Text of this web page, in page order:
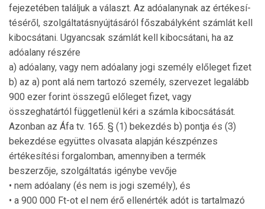
fejezetében találjuk a választ. Az adóalanynak az értékesí­
téséről, szolgáltatásnyújtásáról főszabályként számlát kell
kibocsátani. Ugyancsak számlát kell kibocsátani, ha az
adóalany részére
a) adóalany, vagy nem adóalany jogi személy előleget fizet
b) az a) pont alá nem tartozó személy, szervezet legalább
900 ezer forint összegű előleget fizet, vagy
összeghatártól függetlenül kéri a számla kibo­csátását.
Azonban az Áfa tv. 165. § (1) bekezdés b) pontja és (3)
bekezdése együttes olvasata alapján készpénzes
értékesítési forgalomban, amennyiben a termék
beszerzője, szolgál­tatás igénybe vevője
• nem adóalany (és nem is jogi személy), és
• a 900 000 Ft-ot el nem érő ellenérték adót is tartalmazó